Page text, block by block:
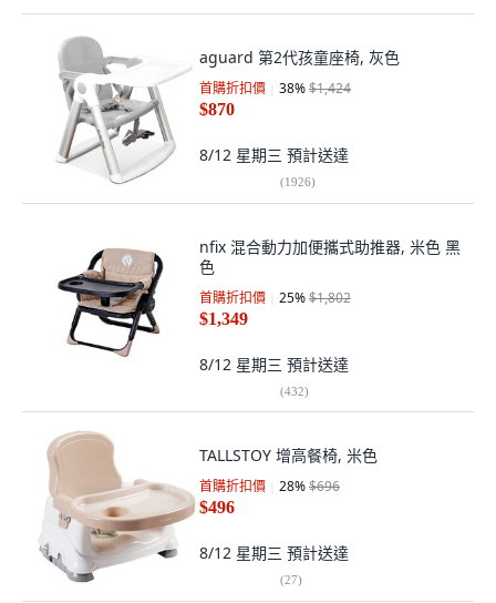
aguard 第2代孩童座椅, 灰色
首購折扣價 38%$1,424
$870
8/12 星期三 預計送達
(1926)
nfix 混合動力加便攜式助推器, 米色 黑
色
首購折扣價 25%$1,802
$1,349
8/12 星期三 預計送達
(432)
TALLSTOY 增高餐椅, 米色
首購折扣價 28%$696
$496
8/12 星期三 預計送達
(27)